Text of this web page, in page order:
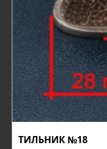
ТИЛЬНИК №18